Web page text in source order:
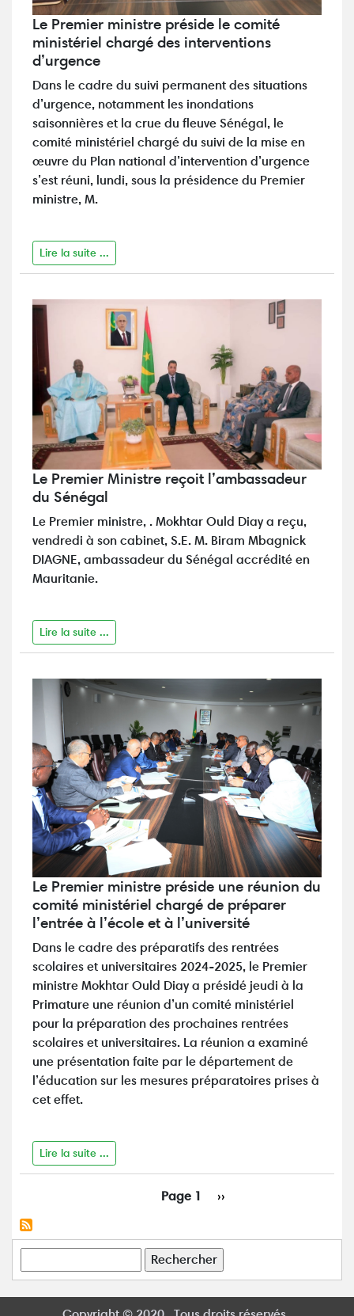
Le Premier ministre préside le comité
ministériel chargé des interventions
d’urgence
Dans le cadre du suivi permanent des situations
d’urgence, notamment les inondations
saisonnières et la crue du fleuve Sénégal, le
comité ministériel chargé du suivi de la mise en
œuvre du Plan national d’intervention d’urgence
s’est réuni, lundi, sous la présidence du Premier
ministre, M.
Lire la suite ...
Le Premier Ministre reçoit l’ambassadeur
du Sénégal
Le Premier ministre, . Mokhtar Ould Diay a reçu,
vendredi à son cabinet, S.E. M. Biram Mbagnick
DIAGNE, ambassadeur du Sénégal accrédité en
Mauritanie.
Lire la suite ...
Le Premier ministre préside une réunion du
comité ministériel chargé de préparer
l’entrée à l’école et à l’université
Dans le cadre des préparatifs des rentrées
scolaires et universitaires 2024-2025, le Premier
ministre Mokhtar Ould Diay a présidé jeudi à la
Primature une réunion d’un comité ministériel
pour la préparation des prochaines rentrées
scolaires et universitaires. La réunion a examiné
une présentation faite par le département de
l’éducation sur les mesures préparatoires prises à
cet effet.
Lire la suite ...
Page 1
Page
››